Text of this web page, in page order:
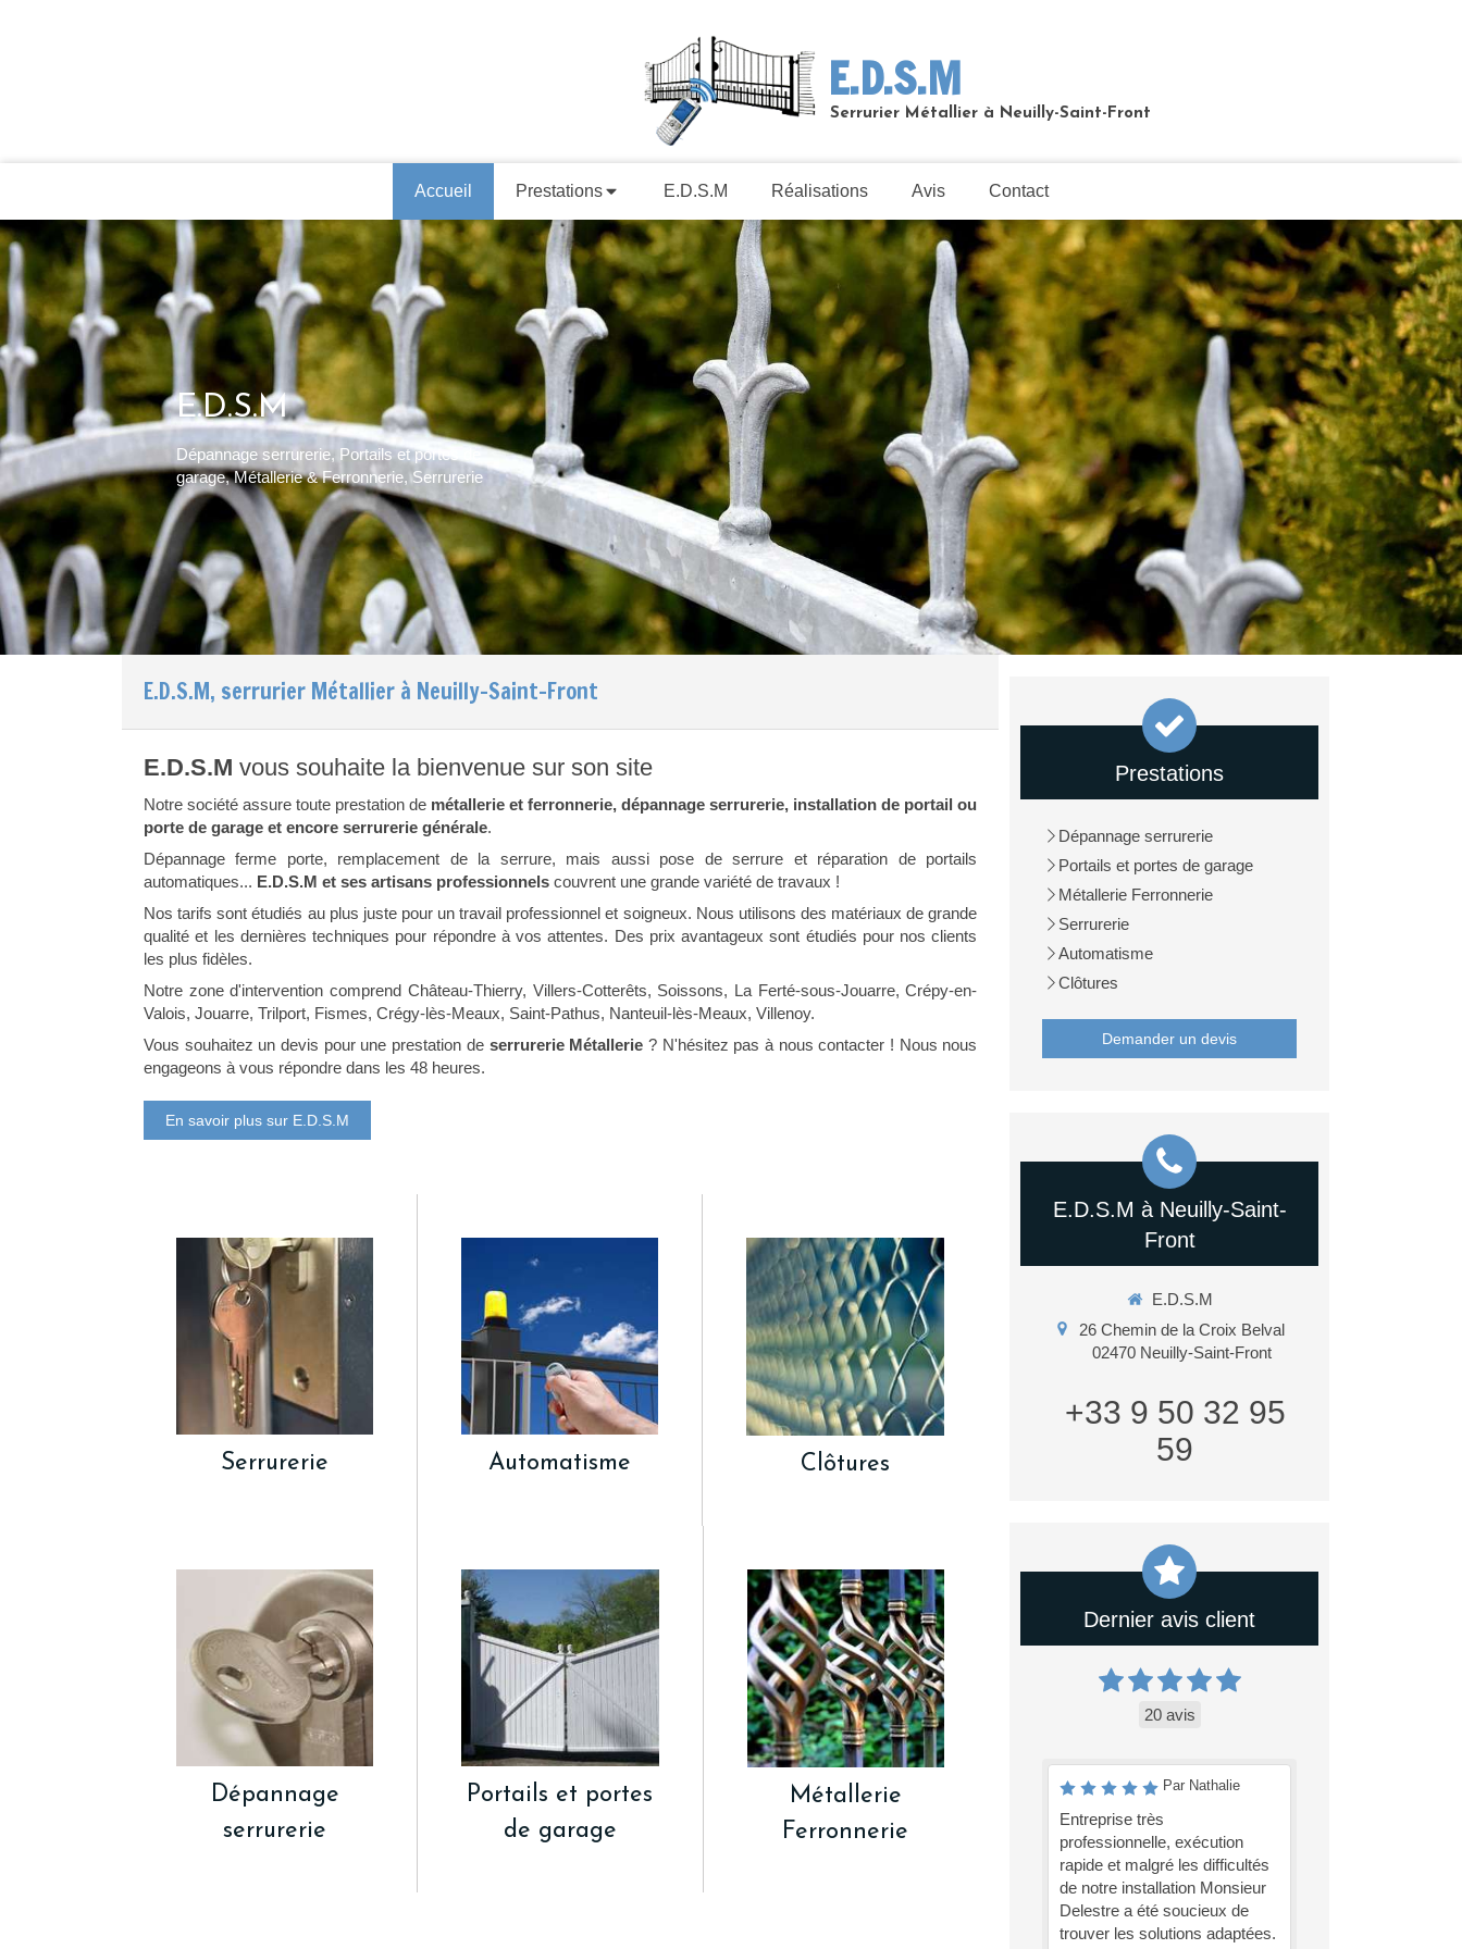
E.D.S.M
Serrurier Métallier à Neuilly-Saint-Front
Accueil Prestations E.D.S.M Réalisations Avis Contact
E.D.S.M
Dépannage serrurerie, Portails et portes de
garage, Métallerie & Ferronnerie, Serrurerie
E.D.S.M, serrurier Métallier à Neuilly-Saint-Front
E.D.S.M vous souhaite la bienvenue sur son site
Notre société assure toute prestation de métallerie et ferronnerie, dépannage serrurerie, installation de portail ou
porte de garage et encore serrurerie générale.
Dépannage ferme porte, remplacement de la serrure, mais aussi pose de serrure et réparation de portails
automatiques... E.D.S.M et ses artisans professionnels couvrent une grande variété de travaux !
Nos tarifs sont étudiés au plus juste pour un travail professionnel et soigneux. Nous utilisons des matériaux de grande
qualité et les dernières techniques pour répondre à vos attentes. Des prix avantageux sont étudiés pour nos clients
les plus fidèles.
Notre zone d'intervention comprend Château-Thierry, Villers-Cotterêts, Soissons, La Ferté-sous-Jouarre, Crépy-en-
Valois, Jouarre, Trilport, Fismes, Crégy-lès-Meaux, Saint-Pathus, Nanteuil-lès-Meaux, Villenoy.
Vous souhaitez un devis pour une prestation de serrurerie Métallerie ? N'hésitez pas à nous contacter ! Nous nous
engageons à vous répondre dans les 48 heures.
En savoir plus sur E.D.S.M
Serrurerie Automatisme Clôtures
Dépannage
serrurerie
Portails et portes
de garage
Métallerie
Ferronnerie
Prestations
Dépannage serrurerie
Portails et portes de garage
Métallerie Ferronnerie
Serrurerie
Automatisme
Clôtures
Demander un devis
E.D.S.M à Neuilly-Saint-
Front
E.D.S.M
26 Chemin de la Croix Belval
02470 Neuilly-Saint-Front
+33 9 50 32 95
59
Dernier avis client
20 avis
Par Nathalie
Entreprise très
professionnelle, exécution
rapide et malgré les difficultés
de notre installation Monsieur
Delestre a été soucieux de
trouver les solutions adaptées.